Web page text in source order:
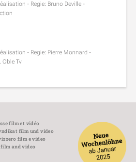
- Regie: Bruno Deville -
- Regie: Pierre Monnard -
Oble Tv
film et vidéo
film und video
film e video
and video